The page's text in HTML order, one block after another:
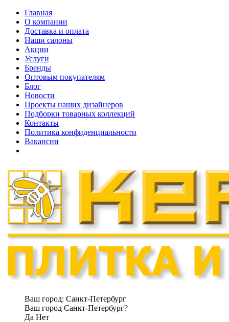
Главная
О компании
Доставка и оплата
Наши cалоны
Акции
Услуги
Бренды
Оптовым покупателям
Блог
Новости
Проекты наших дизайнеров
Подборки товарных коллекций
Контакты
Политика конфиденциальности
Вакансии
Ваш город: Санкт-Петербург
Ваш город Санкт-Петербург?
Да Нет